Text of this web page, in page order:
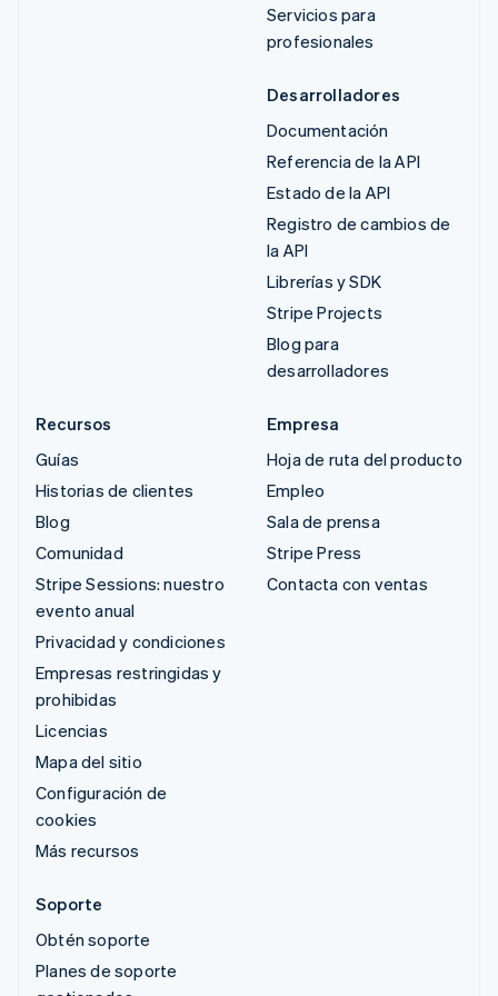
Servicios para
profesionales
Desarrolladores
Documentación
Referencia de la API
Estado de la API
Registro de cambios de
la API
Librerías y SDK
Stripe Projects
Blog para
desarrolladores
Recursos
Guías
Historias de clientes
Blog
Comunidad
Stripe Sessions: nuestro
evento anual
Privacidad y condiciones
Empresas restringidas y
prohibidas
Licencias
Mapa del sitio
Configuración de
cookies
Más recursos
Empresa
Hoja de ruta del producto
Empleo
Sala de prensa
Stripe Press
Contacta con ventas
Soporte
Obtén soporte
Planes de soporte